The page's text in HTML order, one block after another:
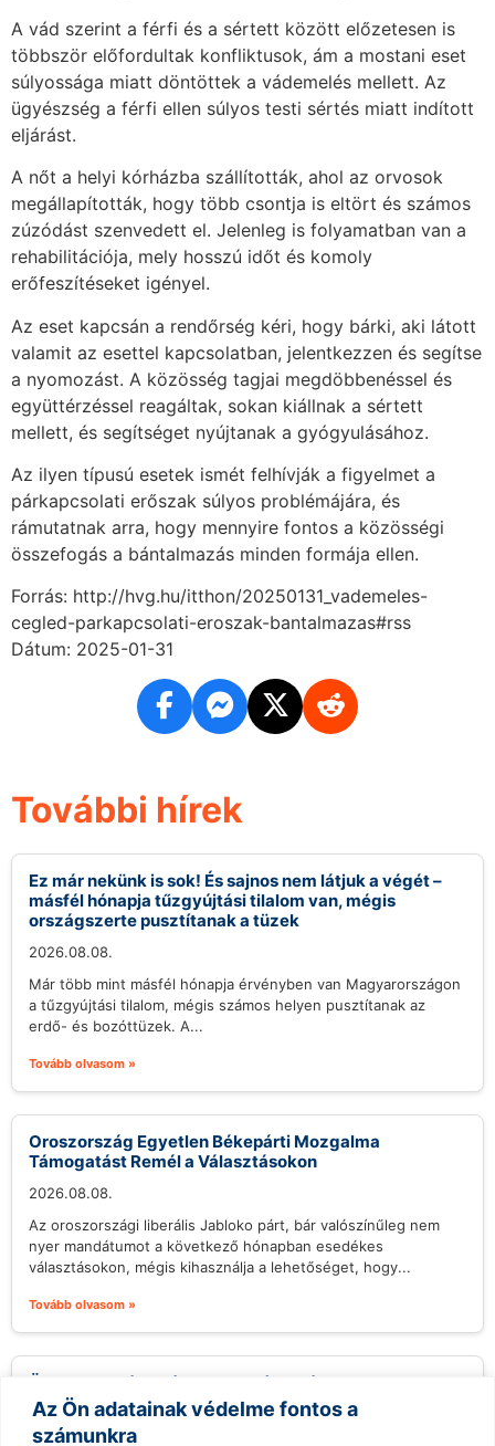
Az Ön adatainak védelme fontos a
számunkra
A vád szerint a férfi és a sértett között előzetesen is
többször előfordultak konfliktusok, ám a mostani eset
súlyossága miatt döntöttek a vádemelés mellett. Az
ügyészség a férfi ellen súlyos testi sértés miatt indított
eljárást.
A nőt a helyi kórházba szállították, ahol az orvosok
megállapították, hogy több csontja is eltört és számos
zúzódást szenvedett el. Jelenleg is folyamatban van a
rehabilitációja, mely hosszú időt és komoly
erőfeszítéseket igényel.
Az eset kapcsán a rendőrség kéri, hogy bárki, aki látott
valamit az esettel kapcsolatban, jelentkezzen és segítse
a nyomozást. A közösség tagjai megdöbbenéssel és
együttérzéssel reagáltak, sokan kiállnak a sértett
mellett, és segítséget nyújtanak a gyógyulásához.
Az ilyen típusú esetek ismét felhívják a figyelmet a
párkapcsolati erőszak súlyos problémájára, és
rámutatnak arra, hogy mennyire fontos a közösségi
összefogás a bántalmazás minden formája ellen.
Forrás: http://hvg.hu/itthon/20250131_vademeles-
cegled-parkapcsolati-eroszak-bantalmazas#rss
Dátum: 2025-01-31
További hírek
Ez már nekünk is sok! És sajnos nem látjuk a végét –
másfél hónapja tűzgyújtási tilalom van, mégis
országszerte pusztítanak a tüzek
2026.08.08.
Már több mint másfél hónapja érvényben van Magyarországon
a tűzgyújtási tilalom, mégis számos helyen pusztítanak az
erdő- és bozóttüzek. A...
Tovább olvasom »
Oroszország Egyetlen Békepárti Mozgalma
Támogatást Remél a Választásokon
2026.08.08.
Az oroszországi liberális Jabloko párt, bár valószínűleg nem
nyer mandátumot a következő hónapban esedékes
választásokon, mégis kihasználja a lehetőséget, hogy...
Tovább olvasom »
Öregember átverése: Sokkoló csalás aranyrudakkal
2026.08.08.